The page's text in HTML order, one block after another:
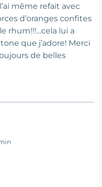
même refait avec
d’oranges confites
rhum!!!…cela lui a
que j’adore! Merci
de belles